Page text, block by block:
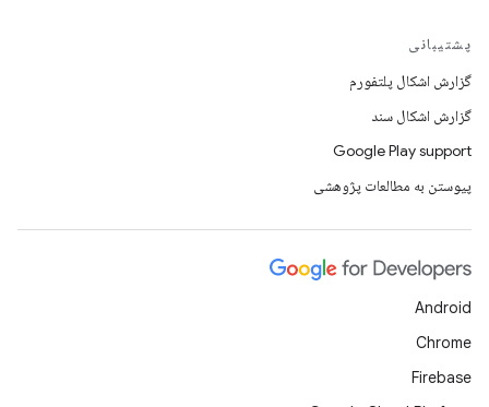
پشتیبانی
گزارش اشکال پلتفورم
گزارش اشکال سند
Google Play support
پیوستن به مطالعات پژوهشی
Android
Chrome
Firebase